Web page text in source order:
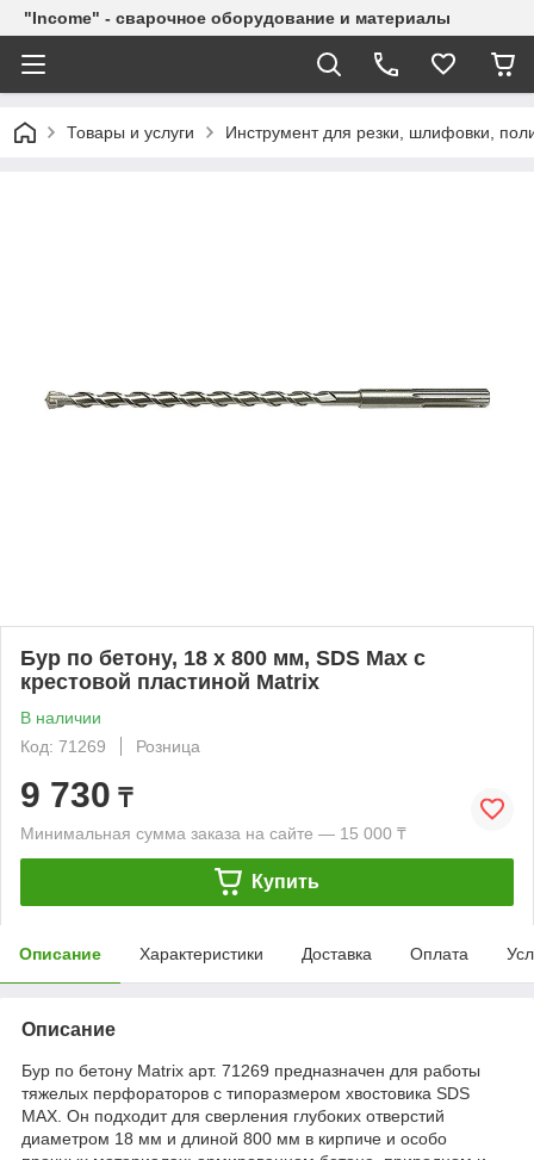
"Income" - сварочное оборудование и материалы
Товары и услуги Инструмент для резки, шлифовки,
Бур по бетону, 18 х 800 мм, SDS Max c
крестовой пластиной Matrix
В наличии
Код: 71269
Розница
9 730 ₸
Минимальная сумма заказа на сайте — 15 000 ₸
Купить
Описание Характеристики Доставка Оплата
Описание
Бур по бетону Matrix арт. 71269 предназначен для работы
тяжелых перфораторов с типоразмером хвостовика SDS
MAX. Он подходит для сверления глубоких отверстий
диаметром 18 мм и длиной 800 мм в кирпиче и особо